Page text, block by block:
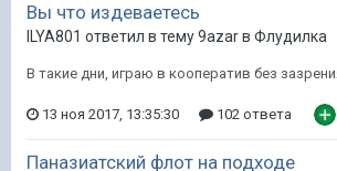
Вы что издеваетесь
ILYA801 ответил в тему 9azar в Флудилка
В такие дни, играю в кооператив без
13 ноя 2017, 13:35:30 102 ответа
Паназиатский флот на подходе